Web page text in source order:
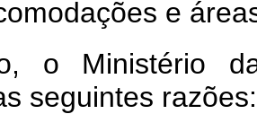
e
o Ministério
seguintes